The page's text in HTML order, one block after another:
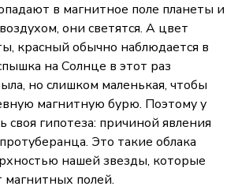
в магнитное поле планеты и
они светятся. А цвет
красный обычно наблюдается в
на Солнце в этот раз
но слишком маленькая, чтобы
магнитную бурю. Поэтому у
своя гипотеза: причиной явления
Это такие облака
нашей звезды, которые
магнитных полей.